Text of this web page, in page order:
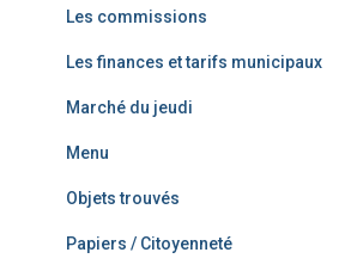
Les commissions
Les finances et tarifs municipaux
Marché du jeudi
Menu
Objets trouvés
Papiers / Citoyenneté